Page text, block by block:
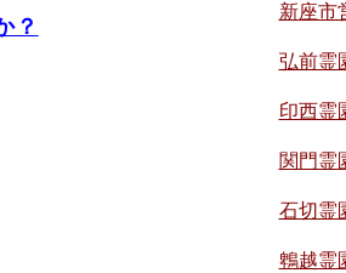
？
新座市
弘前霊
印西霊
関門霊
石切霊
鵯越霊